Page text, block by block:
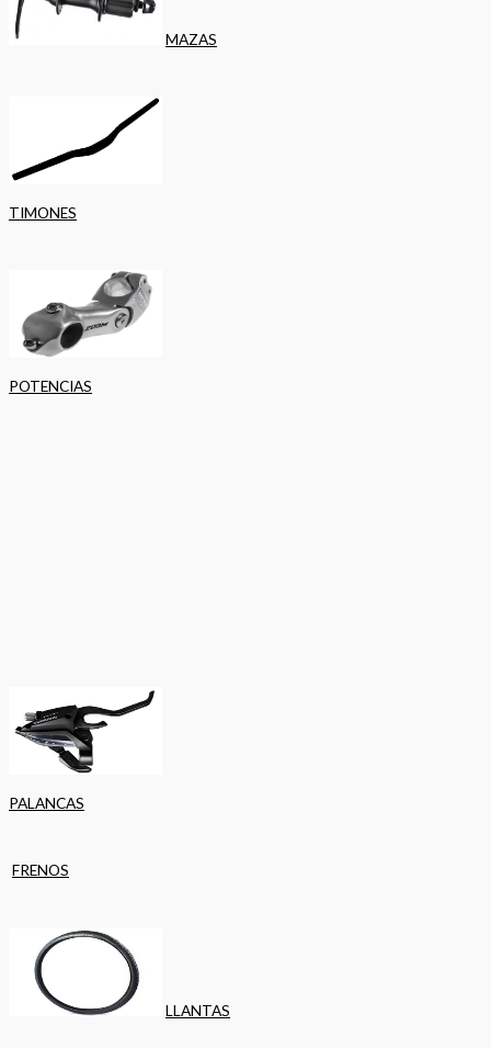
MAZAS
TIMONES
POTENCIAS
PALANCAS
FRENOS
LLANTAS